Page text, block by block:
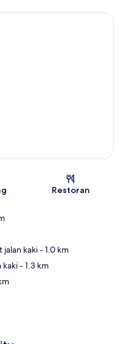
Restoran
jalan kaki- 1.0 km
kaki- 1.3 km